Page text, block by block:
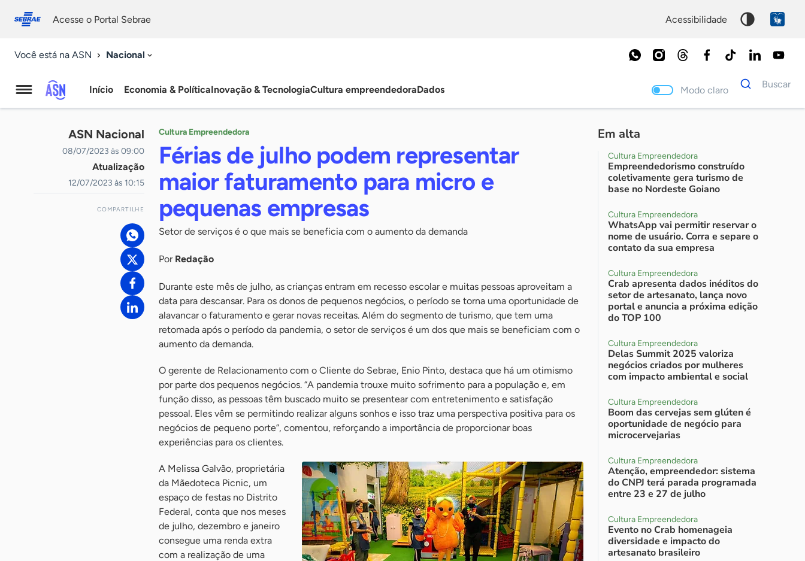
conosco
Acesse o Portal Sebrae acessibilidade
Você está na ASN Nacional
Agência
Sebrae
de
Notícias
Início Economia & PolíticaInovação & TecnologiaCultura empreendedoraDados Modo claro
Dados
para
Buscar
ASN Nacional
08/07/2023 às 09:00
Atualização
12/07/2023 às 10:15
COMPARTILHE
Cultura Empreendedora
Férias de julho podem representar
maior faturamento para micro e
pequenas empresas
Setor de serviços é o que mais se beneficia com o aumento da demanda
Por Redação
Durante este mês de julho, as crianças entram em recesso escolar e muitas pessoas aproveitam a
data para descansar. Para os donos de pequenos negócios, o período se torna uma oportunidade de
alavancar o faturamento e gerar novas receitas. Além do segmento de turismo, que tem uma
retomada após o período da pandemia, o setor de serviços é um dos que mais se beneficiam com o
aumento da demanda.
O gerente de Relacionamento com o Cliente do Sebrae, Enio Pinto, destaca que há um otimismo
por parte dos pequenos negócios. “A pandemia trouxe muito sofrimento para a população e, em
função disso, as pessoas têm buscado muito se presentear com entretenimento e satisfação
pessoal. Eles vêm se permitindo realizar alguns sonhos e isso traz uma perspectiva positiva para os
negócios de pequeno porte”, comentou, reforçando a importância de proporcionar boas
experiências para os clientes.
A Melissa Galvão, proprietária
da Mãedoteca Picnic, um
espaço de festas no Distrito
Federal, conta que nos meses
de julho, dezembro e janeiro
consegue uma renda extra
com a realização de uma
Em alta
Cultura Empreendedora
Empreendedorismo construído
coletivamente gera turismo de
base no Nordeste Goiano
Cultura Empreendedora
WhatsApp vai permitir reservar o
nome de usuário. Corra e separe o
contato da sua empresa
Cultura Empreendedora
Crab apresenta dados inéditos do
setor de artesanato, lança novo
portal e anuncia a próxima edição
do TOP 100
Cultura Empreendedora
Delas Summit 2025 valoriza
negócios criados por mulheres
com impacto ambiental e social
Cultura Empreendedora
Boom das cervejas sem glúten é
oportunidade de negócio para
microcervejarias
Cultura Empreendedora
Atenção, empreendedor: sistema
do CNPJ terá parada programada
entre 23 e 27 de julho
Cultura Empreendedora
Evento no Crab homenageia
diversidade e impacto do
artesanato brasileiro